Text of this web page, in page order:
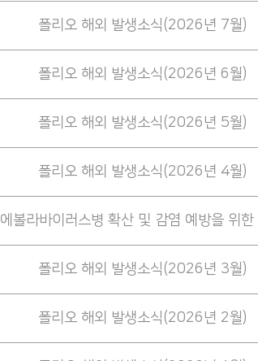
폴리오 해외 발생소식(2026년 7월)
폴리오 해외 발생소식(2026년 6월)
폴리오 해외 발생소식(2026년 5월)
폴리오 해외 발생소식(2026년 4월)
에볼라바이러스병 확산 및 감염 예방을 위한
폴리오 해외 발생소식(2026년 3월)
폴리오 해외 발생소식(2026년 2월)